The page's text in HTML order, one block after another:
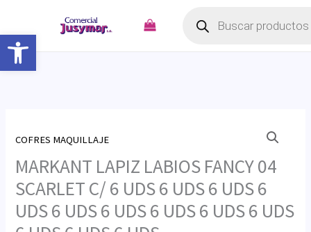
Abrir barra de herramientas
contenido
productos
COFRES MAQUILLAJE
MARKANT LAPIZ LABIOS FANCY 04
SCARLET C/ 6 UDS 6 UDS 6 UDS 6
UDS 6 UDS 6 UDS 6 UDS 6 UDS 6 UDS